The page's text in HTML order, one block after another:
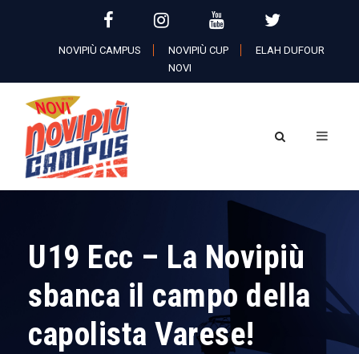
NOVIPIÙ CAMPUS NOVIPIÙ CUP
ELAH DUFOUR
NOVI
U19 Ecc – La Novipiù
sbanca il campo della
capolista Varese!